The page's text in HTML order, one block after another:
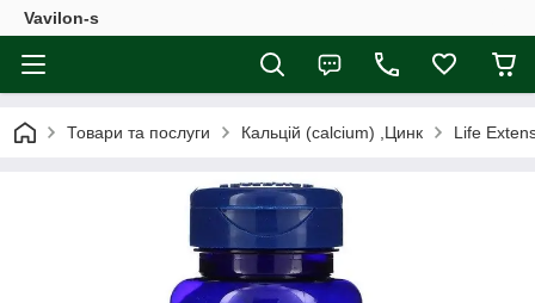
Vavilon-s
Товари та послуги Кальцій (calcium) ,Цинк Life